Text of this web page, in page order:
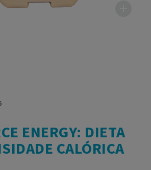
ENERGY: DIETA
CALÓRICA